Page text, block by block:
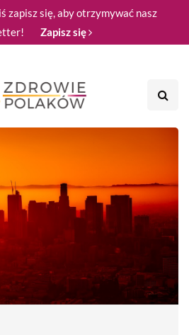
zapisz się, aby otrzymywać nasz
Zapisz się